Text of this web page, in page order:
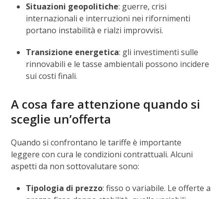
Situazioni geopolitiche: guerre, crisi
internazionali e interruzioni nei rifornimenti
portano instabilità e rialzi improvvisi.
Transizione energetica: gli investimenti sulle
rinnovabili e le tasse ambientali possono incidere
sui costi finali.
A cosa fare attenzione quando si
sceglie un’offerta
Quando si confrontano le tariffe è importante
leggere con cura le condizioni contrattuali. Alcuni
aspetti da non sottovalutare sono:
Tipologia di prezzo: fisso o variabile. Le offerte a